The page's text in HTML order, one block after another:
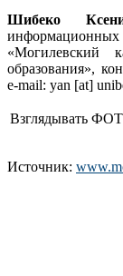
Шибеко
«Могилевский
образования»,
e-mail: yan [at]
Взглядывать
Источник: